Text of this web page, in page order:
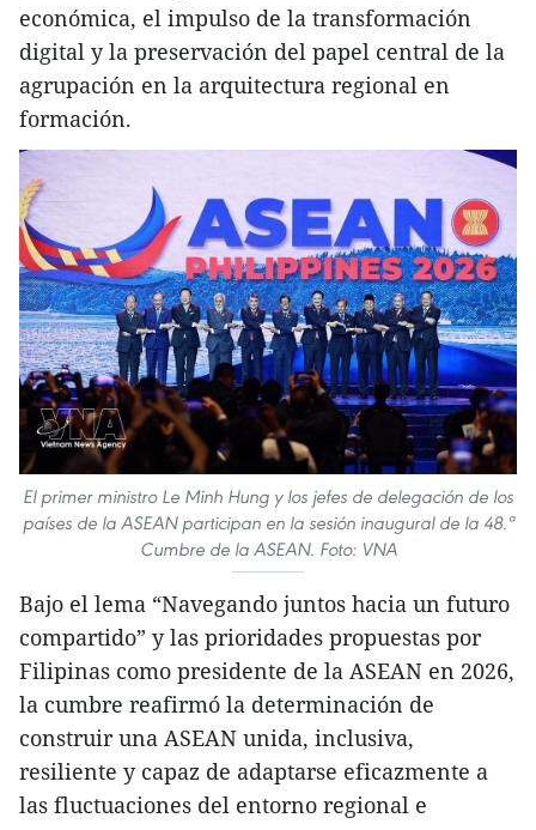
económica, el impulso de la transformación
digital y la preservación del papel central de la
agrupación en la arquitectura regional en
formación.
El primer ministro Le Minh Hung y los jefes de delegación de los
países de la ASEAN participan en la sesión inaugural de la 48.ª
Cumbre de la ASEAN. Foto: VNA
Bajo el lema “Navegando juntos hacia un futuro
compartido” y las prioridades propuestas por
Filipinas como presidente de la ASEAN en 2026,
la cumbre reafirmó la determinación de
construir una ASEAN unida, inclusiva,
resiliente y capaz de adaptarse eficazmente a
las fluctuaciones del entorno regional e